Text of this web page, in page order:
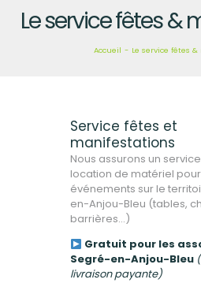
Le service fêtes &
Accueil Le service fêtes
CONTACT
Service fêtes et
manifestations
Nous assurons un
location de matériel
événements sur le
en-Anjou-Bleu (tables,
barrières…)
Gratuit pour les
Segré-en-Anjou-Bleu
livraison payante)